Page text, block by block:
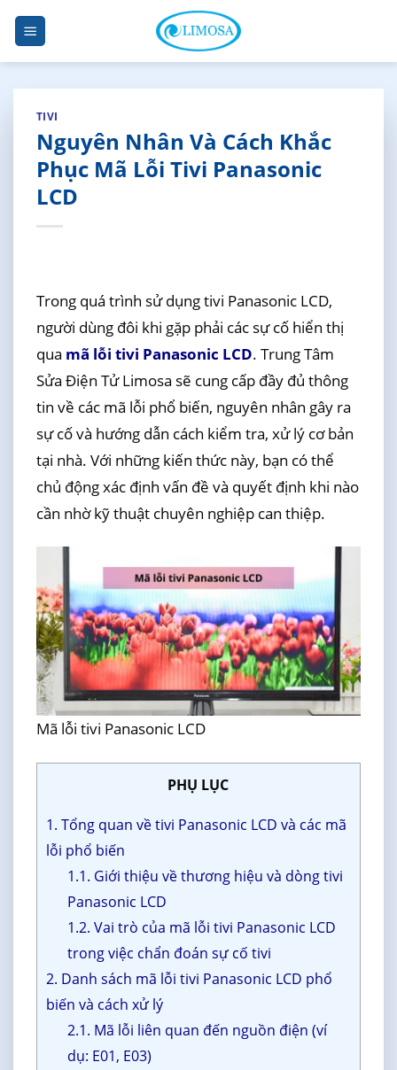
Skip
content
TIVI
Nguyên Nhân Và Cách Khắc
Phục Mã Lỗi Tivi Panasonic
LCD
Trong quá trình sử dụng tivi Panasonic LCD,
người dùng đôi khi gặp phải các sự cố hiển thị
qua mã lỗi tivi Panasonic LCD. Trung Tâm
Sửa Điện Tử Limosa sẽ cung cấp đầy đủ thông
tin về các mã lỗi phổ biến, nguyên nhân gây ra
sự cố và hướng dẫn cách kiểm tra, xử lý cơ bản
tại nhà. Với những kiến thức này, bạn có thể
chủ động xác định vấn đề và quyết định khi nào
cần nhờ kỹ thuật chuyên nghiệp can thiệp.
Mã lỗi tivi Panasonic LCD
PHỤ LỤC
1. Tổng quan về tivi Panasonic LCD và các mã
lỗi phổ biến
1.1. Giới thiệu về thương hiệu và dòng tivi
Panasonic LCD
1.2. Vai trò của mã lỗi tivi Panasonic LCD
trong việc chẩn đoán sự cố tivi
2. Danh sách mã lỗi tivi Panasonic LCD phổ
biến và cách xử lý
2.1. Mã lỗi liên quan đến nguồn điện (ví
dụ: E01, E03)